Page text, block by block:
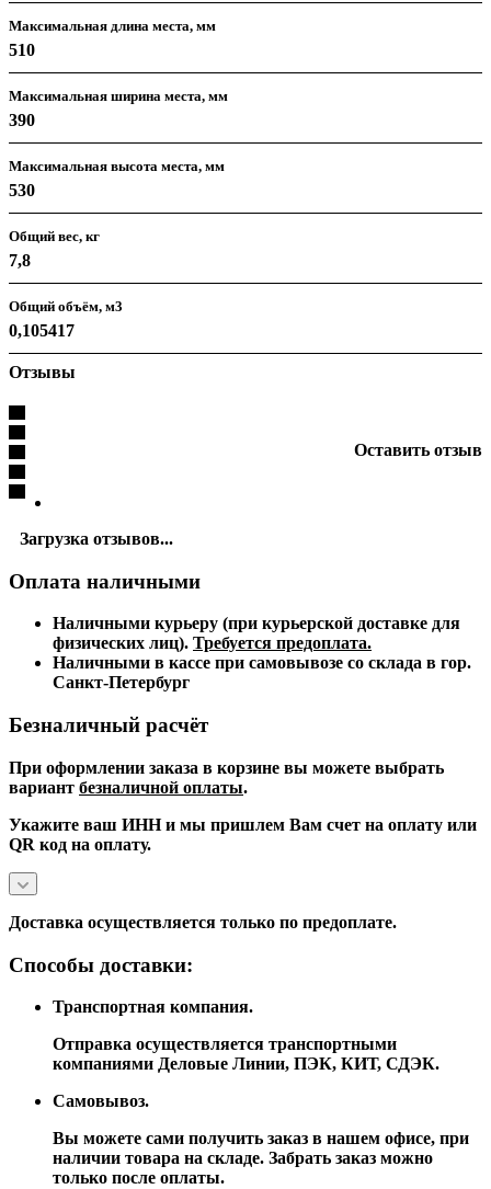
Максимальная длина места, мм
510
Максимальная ширина места, мм
390
Максимальная высота места, мм
530
Общий вес, кг
7,8
Общий объём, м3
0,105417
Отзывы
Оставить отзыв
Загрузка отзывов...
Оплата наличными
Наличными курьеру (при курьерской доставке для
физических лиц). Требуется предоплата.
Наличными в кассе при самовывозе со склада в гор.
Санкт-Петербург
Безналичный расчёт
При оформлении заказа в корзине вы можете выбрать
вариант безналичной оплаты.
Укажите ваш ИНН и мы пришлем Вам счет на оплату или
QR код на оплату.
Доставка осуществляется только по предоплате.
Способы доставки:
Транспортная компания.
Отправка осуществляется транспортными
компаниями Деловые Линии, ПЭК, КИТ, СДЭК.
Самовывоз.
Вы можете сами получить заказ в нашем офисе, при
наличии товара на складе. Забрать заказ можно
только после оплаты.